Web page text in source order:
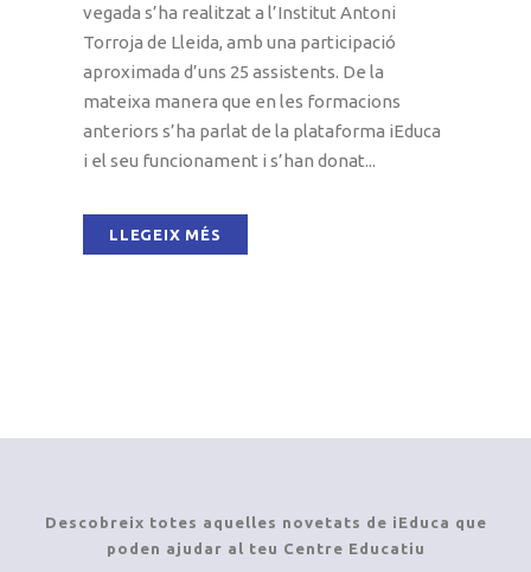
vegada s’ha realitzat a l’Institut Antoni
Torroja de Lleida, amb una participació
aproximada d’uns 25 assistents. De la
mateixa manera que en les formacions
anteriors s’ha parlat de la plataforma iEduca
i el seu funcionament i s’han donat...
LLEGEIX MÉS
Descobreix totes aquelles novetats de iEduca que
poden ajudar al teu Centre Educatiu